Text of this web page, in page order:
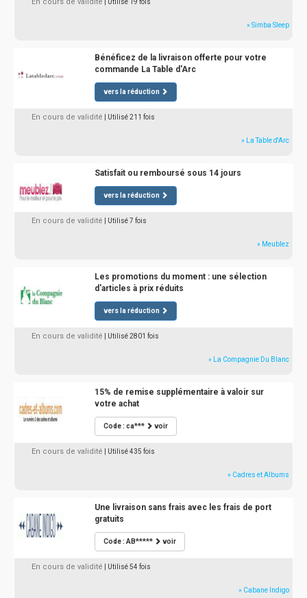
| Utilisé 19 fois
» Simba Sleep
Bénéficez de la livraison offerte pour votre
commande La Table d'Arc
vers la réduction
En cours de validité | Utilisé 211 fois
» La Table d'Arc
Satisfait ou remboursé sous 14 jours
vers la réduction
En cours de validité | Utilisé 7 fois
» Meublez
Les promotions du moment : une sélection
d'articles à prix réduits
vers la réduction
En cours de validité | Utilisé 2801 fois
» La Compagnie Du Blanc
15% de remise supplémentaire à valoir sur
votre achat
Code : ca*** voir
En cours de validité | Utilisé 435 fois
» Cadres et Albums
Une livraison sans frais avec les frais de port
gratuits
Code : AB***** voir
En cours de validité | Utilisé 54 fois
» Cabane Indigo